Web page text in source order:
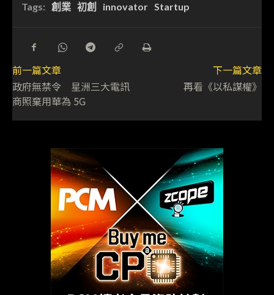
Tags: 創業 初創 innovator Startup
前一篇文章
政府無禁令 星洲三大電訊
商照棄用華為 5G
下一篇文章
再看《以私謀權》